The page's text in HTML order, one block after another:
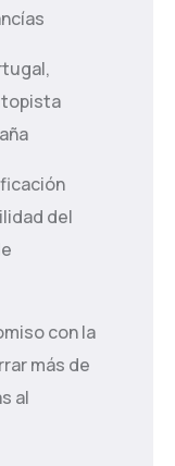
del
con la
más de
al